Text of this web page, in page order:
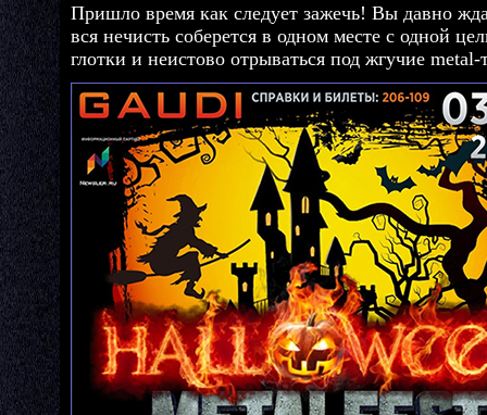
Пришло время как следует зажечь! Вы давно
вся нечисть соберется в одном месте с одной
глотки и неистово отрываться под жгучие metal-